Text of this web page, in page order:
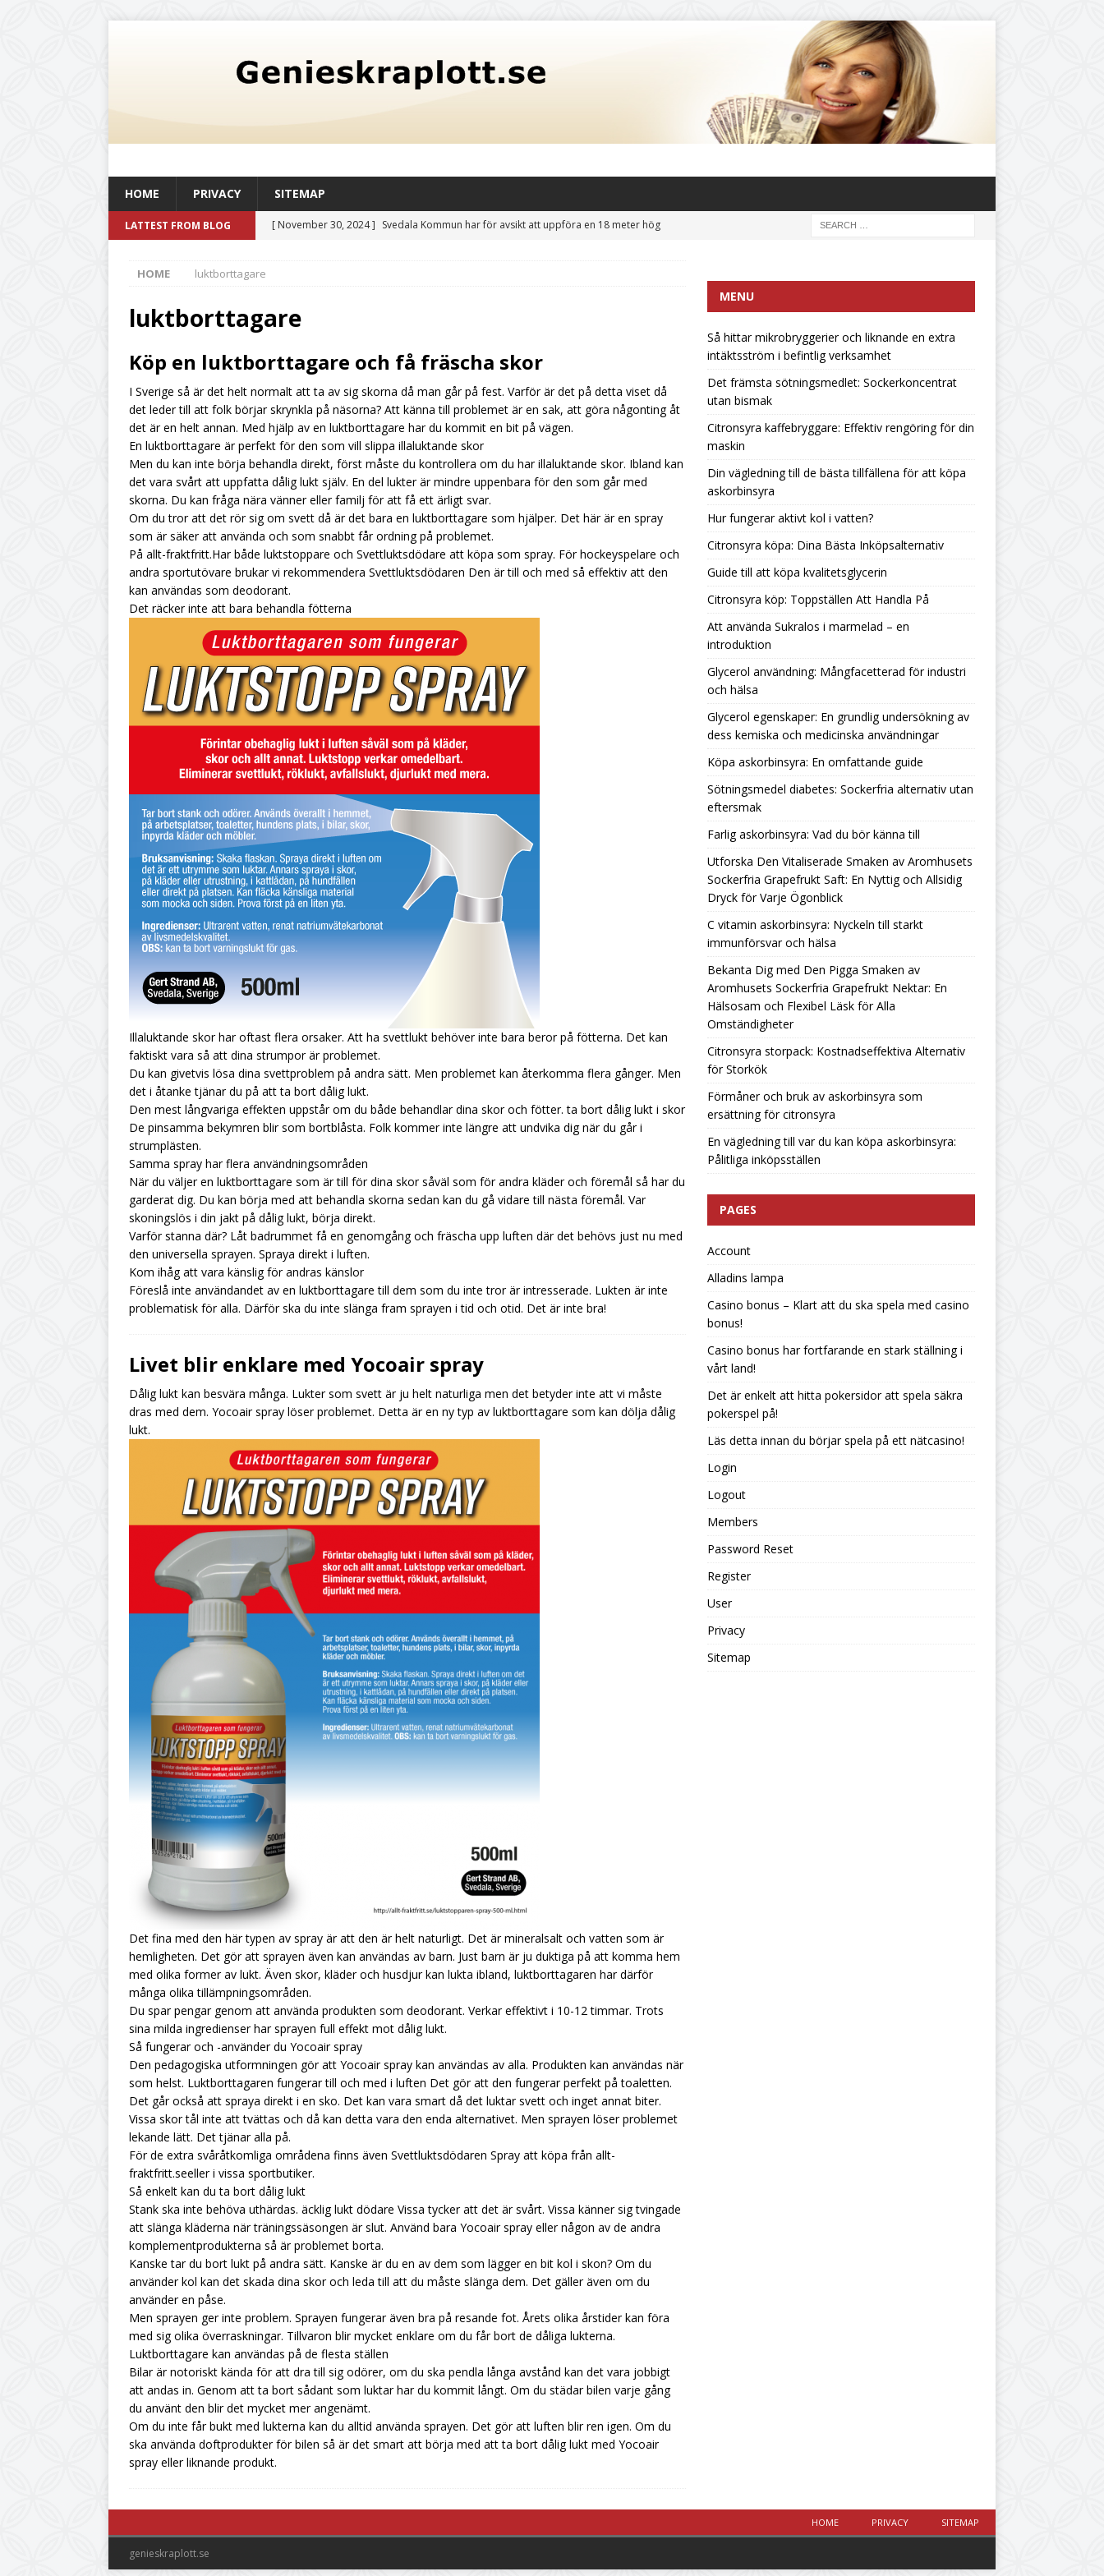
HOME PRIVACY SITEMAP
LATTEST FROM BLOG [ November 30, 2024 ] Svedala Kommun har för avsikt att uppföra en 18 meter hög
[ July 20, 2026 ] Det främsta sötningsmedlet: Sockerkoncentrat utan bismak
UNCATEGORIZED
[ July 6, 2026 ]
Citronsyra kaffebryggare: Effektiv rengöring för din maskin
UNCATEGORIZED
[ June 19, 2026 ]
Din vägledning till de bästa tillfällena för att köpa askorbinsyra
UNCATEGORIZED
[ June 12, 2026 ] Hur fungerar aktivt kol i vatten?
HOME luktborttagare
luktborttagare
Köp en luktborttagare och få fräscha skor
I Sverige så är det helt normalt att ta av sig skorna då man går på fest. Varför är det på detta viset då
det leder till att folk börjar skrynkla på näsorna? Att känna till problemet är en sak, att göra någonting åt
det är en helt annan. Med hjälp av en luktborttagare har du kommit en bit på vägen.
En luktborttagare är perfekt för den som vill slippa illaluktande skor
Men du kan inte börja behandla direkt, först måste du kontrollera om du har illaluktande skor. Ibland kan
det vara svårt att uppfatta dålig lukt själv. En del lukter är mindre uppenbara för den som går med
skorna. Du kan fråga nära vänner eller familj för att få ett ärligt svar.
Om du tror att det rör sig om svett då är det bara en luktborttagare som hjälper. Det här är en spray
som är säker att använda och som snabbt får ordning på problemet.
På allt-fraktfritt.Har både luktstoppare och Svettluktsdödare att köpa som spray. För hockeyspelare och
andra sportutövare brukar vi rekommendera Svettluktsdödaren Den är till och med så effektiv att den
kan användas som deodorant.
Det räcker inte att bara behandla fötterna
Illaluktande skor har oftast flera orsaker. Att ha svettlukt behöver inte bara beror på fötterna. Det kan
faktiskt vara så att dina strumpor är problemet.
Du kan givetvis lösa dina svettproblem på andra sätt. Men problemet kan återkomma flera gånger. Men
det i åtanke tjänar du på att ta bort dålig lukt.
Den mest långvariga effekten uppstår om du både behandlar dina skor och fötter.ta bort dålig lukt i skor
De pinsamma bekymren blir som bortblåsta. Folk kommer inte längre att undvika dig när du går i
strumplästen.
Samma spray har flera användningsområden
När du väljer en luktborttagare som är till för dina skor såväl som för andra kläder och föremål så har du
garderat dig. Du kan börja med att behandla skorna sedan kan du gå vidare till nästa föremål. Var
skoningslös i din jakt på dålig lukt, börja direkt.
Varför stanna där? Låt badrummet få en genomgång och fräscha upp luften där det behövs just nu med
den universella sprayen. Spraya direkt i luften.
Kom ihåg att vara känslig för andras känslor
Föreslå inte användandet av en luktborttagare till dem som du inte tror är intresserade. Lukten är inte
problematisk för alla. Därför ska du inte slänga fram sprayen i tid och otid. Det är inte bra!
Livet blir enklare med Yocoair spray
Dålig lukt kan besvära många. Lukter som svett är ju helt naturliga men det betyder inte att vi måste
dras med dem. Yocoair spray löser problemet. Detta är en ny typ av luktborttagare som kan dölja dålig
lukt.
Det fina med den här typen av spray är att den är helt naturligt. Det är mineralsalt och vatten som är
hemligheten. Det gör att sprayen även kan användas av barn. Just barn är ju duktiga på att komma hem
med olika former av lukt. Även skor, kläder och husdjur kan lukta ibland, luktborttagaren har därför
många olika tillämpningsområden.
Du spar pengar genom att använda produkten som deodorant. Verkar effektivt i 10-12 timmar. Trots
sina milda ingredienser har sprayen full effekt mot dålig lukt.
Så fungerar och -använder du Yocoair spray
Den pedagogiska utformningen gör att Yocoair spray kan användas av alla. Produkten kan användas när
som helst. Luktborttagaren fungerar till och med i luften Det gör att den fungerar perfekt på toaletten.
Det går också att spraya direkt i en sko. Det kan vara smart då det luktar svett och inget annat biter.
Vissa skor tål inte att tvättas och då kan detta vara den enda alternativet. Men sprayen löser problemet
lekande lätt. Det tjänar alla på.
För de extra svåråtkomliga områdena finns även Svettluktsdödaren Spray att köpa från allt-
fraktfritt.seeller i vissa sportbutiker.
Så enkelt kan du ta bort dålig lukt
Stank ska inte behöva uthärdas. äcklig lukt dödare Vissa tycker att det är svårt. Vissa känner sig tvingade
att slänga kläderna när träningssäsongen är slut. Använd bara Yocoair spray eller någon av de andra
komplementprodukterna så är problemet borta.
Kanske tar du bort lukt på andra sätt. Kanske är du en av dem som lägger en bit kol i skon? Om du
använder kol kan det skada dina skor och leda till att du måste slänga dem. Det gäller även om du
använder en påse.
Men sprayen ger inte problem. Sprayen fungerar även bra på resande fot. Årets olika årstider kan föra
med sig olika överraskningar. Tillvaron blir mycket enklare om du får bort de dåliga lukterna.
Luktborttagare kan användas på de flesta ställen
Bilar är notoriskt kända för att dra till sig odörer, om du ska pendla långa avstånd kan det vara jobbigt
att andas in. Genom att ta bort sådant som luktar har du kommit långt. Om du städar bilen varje gång
du använt den blir det mycket mer angenämt.
Om du inte får bukt med lukterna kan du alltid använda sprayen. Det gör att luften blir ren igen. Om du
ska använda doftprodukter för bilen så är det smart att börja med att ta bort dålig lukt med Yocoair
spray eller liknande produkt.
MENU
Så hittar mikrobryggerier och liknande en extra
intäktsström i befintlig verksamhet
Det främsta sötningsmedlet: Sockerkoncentrat
utan bismak
Citronsyra kaffebryggare: Effektiv rengöring för din
maskin
Din vägledning till de bästa tillfällena för att köpa
askorbinsyra
Hur fungerar aktivt kol i vatten?
Citronsyra köpa: Dina Bästa Inköpsalternativ
Guide till att köpa kvalitetsglycerin
Citronsyra köp: Toppställen Att Handla På
Att använda Sukralos i marmelad – en
introduktion
Glycerol användning: Mångfacetterad för industri
och hälsa
Glycerol egenskaper: En grundlig undersökning av
dess kemiska och medicinska användningar
Köpa askorbinsyra: En omfattande guide
Sötningsmedel diabetes: Sockerfria alternativ utan
eftersmak
Farlig askorbinsyra: Vad du bör känna till
Utforska Den Vitaliserade Smaken av Aromhusets
Sockerfria Grapefrukt Saft: En Nyttig och Allsidig
Dryck för Varje Ögonblick
C vitamin askorbinsyra: Nyckeln till starkt
immunförsvar och hälsa
Bekanta Dig med Den Pigga Smaken av
Aromhusets Sockerfria Grapefrukt Nektar: En
Hälsosam och Flexibel Läsk för Alla
Omständigheter
Citronsyra storpack: Kostnadseffektiva Alternativ
för Storkök
Förmåner och bruk av askorbinsyra som
ersättning för citronsyra
En vägledning till var du kan köpa askorbinsyra:
Pålitliga inköpsställen
PAGES
Account
Alladins lampa
Casino bonus – Klart att du ska spela med casino
bonus!
Casino bonus har fortfarande en stark ställning i
vårt land!
Det är enkelt att hitta pokersidor att spela säkra
pokerspel på!
Läs detta innan du börjar spela på ett nätcasino!
Login
Logout
Members
Password Reset
Register
User
Privacy
Sitemap
HOME PRIVACY SITEMAP
genieskraplott.se